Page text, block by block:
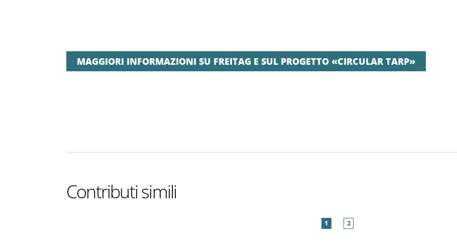
MAGGIORI INFORMAZIONI SU FREITAG E SUL PROGETTO «CIRCULAR TARP»
Contributi simili
1 2